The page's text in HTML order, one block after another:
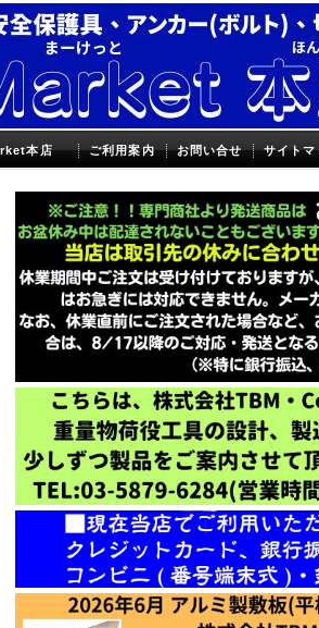
本店 ご利用案内 お問い合せ サイトマ